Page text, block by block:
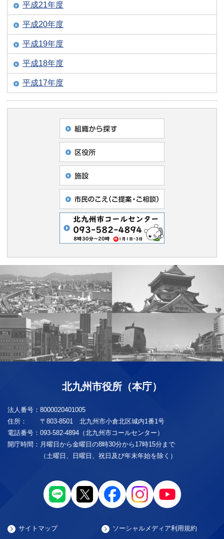
平成21年度
平成20年度
平成19年度
平成18年度
平成17年度
北九州市役所（本庁）
法人番号： 8000020401005
住所：
〒803-8501 北九州市小倉北区城内1番1号
電話番号： 093-582-4894（北九州市コールセンター）
開庁時間： 月曜日から金曜日の8時30分から17時15分まで
（土曜日、日曜日、祝日及び年末年始を除く）
サイトマップ ソーシャルメディア利用規約